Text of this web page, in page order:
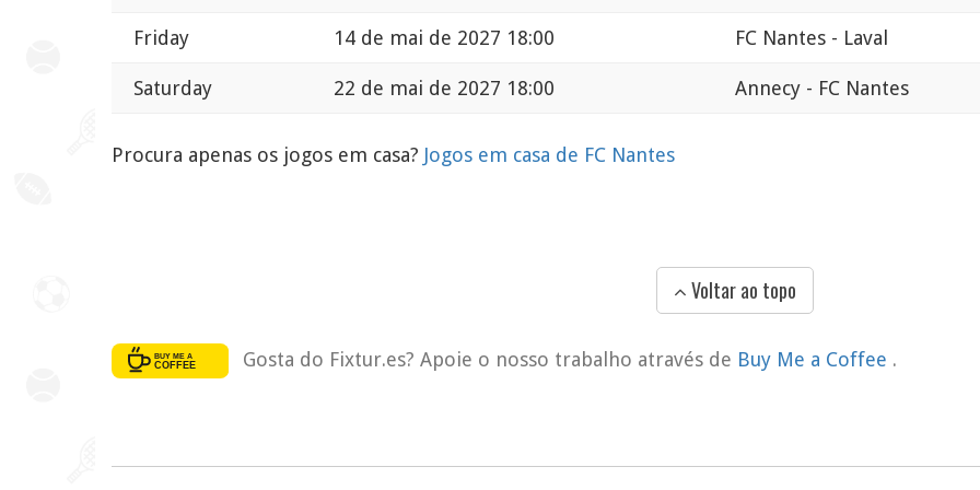
Friday 14 de mai de 2027 18:00 FC Nantes - Laval
Saturday 22 de mai de 2027 18:00 Annecy - FC Nantes
Procura apenas os jogos em casa? Jogos em casa de FC Nantes
Voltar ao topo
Gosta do Fixtur.es? Apoie o nosso trabalho através de Buy Me a Coffee .